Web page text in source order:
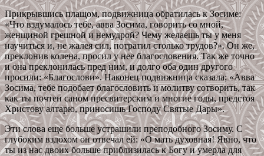
Прикрывшись плащом, подвижница обратилась к Зосиме:
«Что вздумалось тебе, авва Зосима, говорить со мной,
женщиной грешной и немудрой? Чему желаешь ты у меня
научиться и, не жалея сил, потратил столько трудов?». Он же,
преклонив колена, просил у нее благословения. Так же точно
и она преклонилась пред ним, и долго оба один другого
просили: «Благослови». Наконец подвижница сказала; «Авва
Зосима, тебе подобает благословить и молитву сотворить, так
как ты почтен саном пресвитерским и многие годы, предстоя
Христову алтарю, приносишь Господу Святые Дары».
Эти слова еще больше устрашили преподобного Зосиму. С
глубоким вздохом он отвечал ей: «О мать духовная! Явно, что
ты из нас двоих больше приблизилась к Богу и умерла для